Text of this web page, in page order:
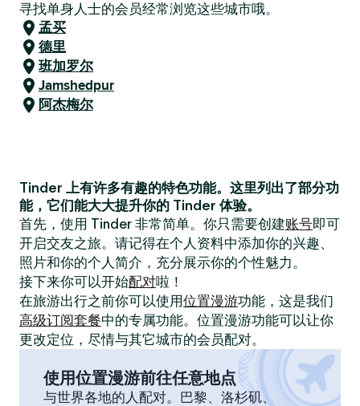
寻找单身人士的会员经常浏览这些城市哦。
孟买
德里
班加罗尔
Jamshedpur
阿杰梅尔
Tinder 上有许多有趣的特色功能。这里列出了部分功
能，它们能大大提升你的 Tinder 体验。
首先，使用 Tinder 非常简单。你只需要创建账号即可
开启交友之旅。请记得在个人资料中添加你的兴趣、
照片和你的个人简介，充分展示你的个性魅力。
接下来你可以开始配对啦！
在旅游出行之前你可以使用位置漫游功能，这是我们
高级订阅套餐中的专属功能。位置漫游功能可以让你
更改定位，尽情与其它城市的会员配对。
使用位置漫游前往任意地点
与世界各地的人配对。巴黎、洛杉矶、